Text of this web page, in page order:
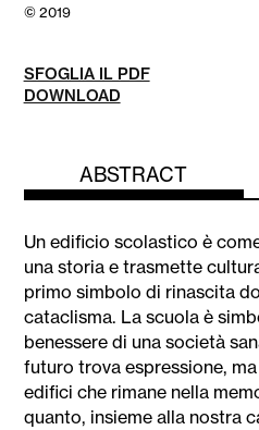
© 2019
SFOGLIA IL PDF
DOWNLOAD
ABSTRACT
Un edificio scolastico è
una storia e trasmette
primo simbolo di rinascita
cataclisma. La scuola è
benessere di una società
futuro trova espressione,
edifici che rimane nella
quanto, insieme alla nostra